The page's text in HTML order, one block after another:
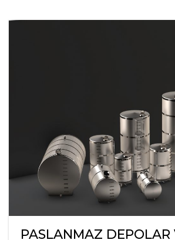
PASLANMAZ DEPOLAR